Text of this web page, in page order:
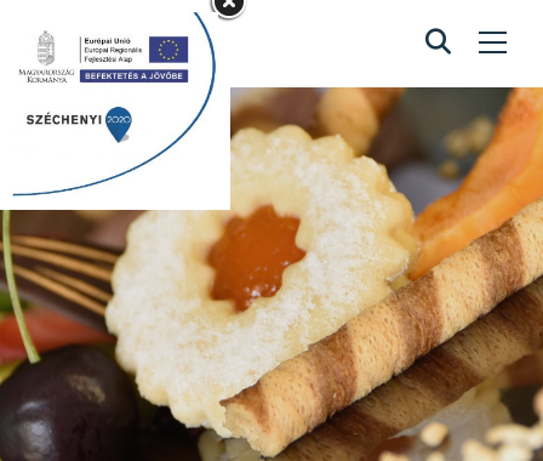
Kis méretű I Love
You torta
Home / Kis méretű I Love You torta